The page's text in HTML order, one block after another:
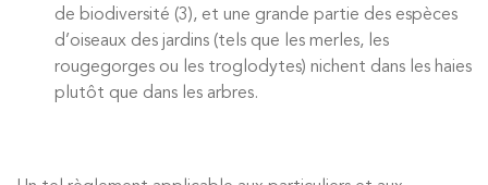
de biodiversité (3), et une grande partie des espèces
d’oiseaux des jardins (tels que les merles, les
rougegorges ou les troglodytes) nichent dans les haies
plutôt que dans les arbres.